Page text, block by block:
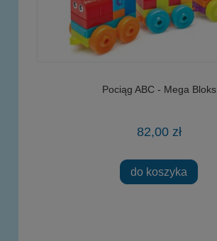
Pociąg ABC - Mega Bloks
82,00 zł
do koszyka